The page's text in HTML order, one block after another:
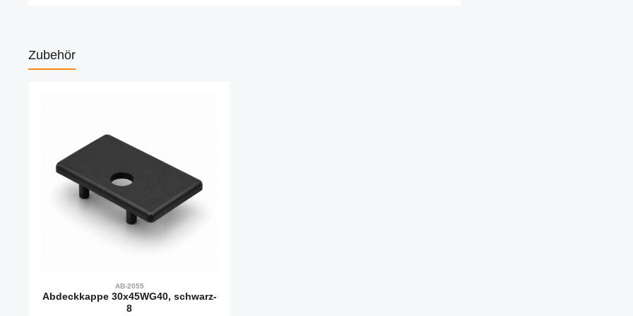
Zubehör
AB-2055
Abdeckkappe 30x45WG40, schwarz-
8